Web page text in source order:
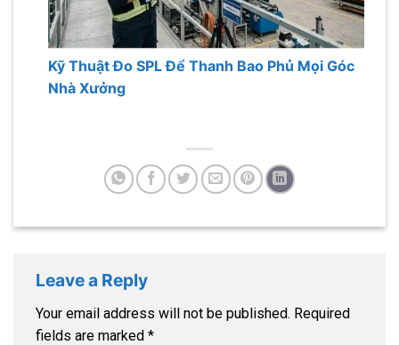
Kỹ Thuật Đo SPL Để Thanh Bao Phủ Mọi Góc
Nhà Xưởng
Leave a Reply
Your email address will not be published. Required
fields are marked *